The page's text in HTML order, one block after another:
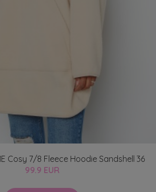
Cosy 7/8 Fleece Hoodie Sandshell 36
99.9 EUR